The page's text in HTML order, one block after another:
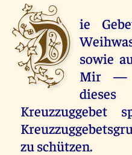
D ie
sowie
Mir —
Kreuzzuggebet
zu schützen.